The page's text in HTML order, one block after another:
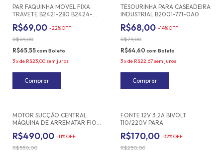
PAR FAQUINHA MOVEL FIXA
TRAVETE B2421-280 B2424-
R$69,00 -22%OFF
R$89,00
R$65,55com Boleto
3xde R$23,00 sem juros
TESOURINHA PARA CASEADEIRA
INDUSTRIAL B2001-771-0A0
R$68,00 -14%OFF
R$79,00
R$64,60 com Boleto
3xde R$22,67 sem juros
MOTOR SUCÇÃO CENTRAL
MÁQUINA DE ARREMATAR FIOS
R$490,00 -11%OFF
R$550,00
FONTE 12V 3.2A BIVOLT
110/220V PARA
R$170,00 -32%OFF
R$250,00